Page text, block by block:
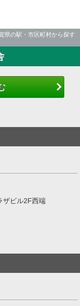
県の駅・市区町村から探す
ザビル2F西端